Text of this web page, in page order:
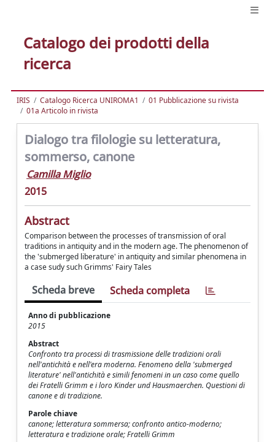
Catalogo dei prodotti della
ricerca
IRIS Catalogo Ricerca UNIROMA1
01 Pubblicazione su rivista
01a Articolo in rivista
Dialogo tra filologie su letteratura,
sommerso, canone
Camilla Miglio
2015
Abstract
Comparison between the processes of transmission of oral
traditions in antiquity and in the modern age. The phenomenon of
the 'submerged liberature' in antiquity and similar phenomena in
a case sudy such Grimms' Fairy Tales
Scheda breve Scheda completa
Anno di pubblicazione
2015
Abstract
Confronto tra processi di trasmissione delle tradizioni orali
nell'antichità e nell'era moderna. Fenomeno della 'submerged
literature' nell'antichità e simili fenomeni in un caso come quello
dei Fratelli Grimm e i loro Kinder und Hausmaerchen. Questioni di
canone e di tradizione.
Parole chiave
canone; letteratura sommersa; confronto antico-moderno;
letteratura e tradizione orale; Fratelli Grimm